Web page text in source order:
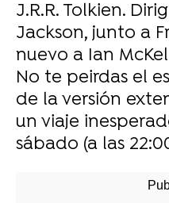
J.R.R. Tolkien.
Jackson, junto a
nuevo a Ian
No te peirdas el
de la versión
un viaje
sábado (a las